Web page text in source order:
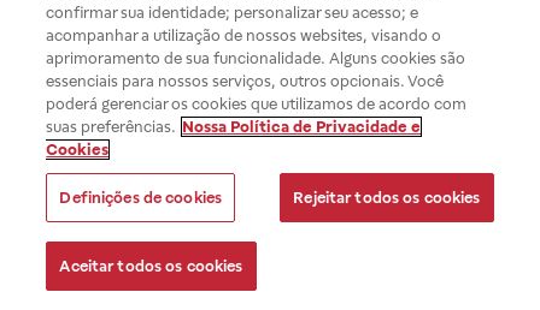
confirmar sua identidade; personalizar seu acesso; e
acompanhar a utilização de nossos websites, visando o
aprimoramento de sua funcionalidade. Alguns cookies são
essenciais para nossos serviços, outros opcionais. Você
poderá gerenciar os cookies que utilizamos de acordo com
suas preferências. Nossa Política de Privacidade e
Cookies
Definições de cookies Rejeitar todos os cookies
Aceitar todos os cookies